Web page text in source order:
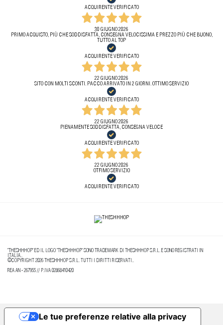
ACQUIRENTE VERIFICATO
30 GIUGNO 2026
PRIMO ACQUISTO, PIÙ CHE SODDISFATTA, CONSEGNA VELOCISSIMA E PREZZO PIÙ CHE BUONO,
TUTTO AL TOP
ACQUIRENTE VERIFICATO
22 GIUGNO 2026
SITO CON MOLTI SCONTI. PACCO ARRIVATO IN 2 GIORNI. OTTIMO SERVIZIO
ACQUIRENTE VERIFICATO
22 GIUGNO 2026
PIENAMENTE SODDISFATTA, CONSEGNA VELOCE
ACQUIRENTE VERIFICATO
22 GIUGNO 2026
OTFIMO SERVIZIO
ACQUIRENTE VERIFICATO
"THESHHHOP" ED IL LOGO "THESHHHOP" SONO TRADEMARK DI THESHHHOP S.R.L. E SONO REGISTRATI IN
ITALIA..
©COPYRIGHT 2026 THESHHHOP S.R.L. TUTTI I DIRITTI RISERVATI..
REA AN - 267955 // P.IVA 02868410420
Le tue preferenze relative alla privacy